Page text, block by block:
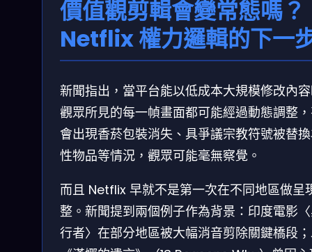
價值觀剪輯會變常態嗎？
Netflix 權力邏輯的下一
新聞指出，當平台能以低成本大規模修改內
觀眾所見的每一幀畫面都可能經過動態調整
會出現香菸包裝消失、具爭議宗教符號被替
性物品等情況，觀眾可能毫無察覺。
而且 Netflix 早就不是第一次在不同地區做呈
整。新聞提到兩個例子作為背景：印度電影
行者〉在部分地區被大幅消音剪除關鍵橋段